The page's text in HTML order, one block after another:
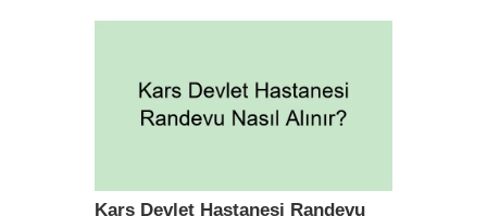
Kars Devlet Hastanesi Randevu